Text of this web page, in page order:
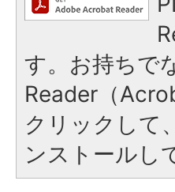
す。お持ちで
Reader（
クリックして
ンストールし